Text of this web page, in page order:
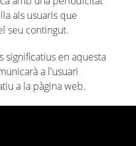
als usuaris que
seu contingut.
significatius en aquesta
a l'usuari
a la pàgina web.